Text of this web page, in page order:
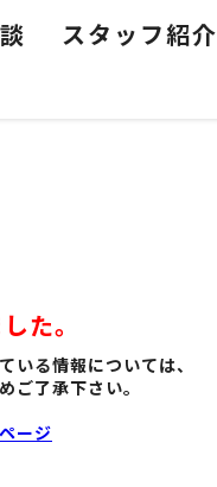
スタッフ紹介
た。
る情報については、
ご了承下さい。
ージ